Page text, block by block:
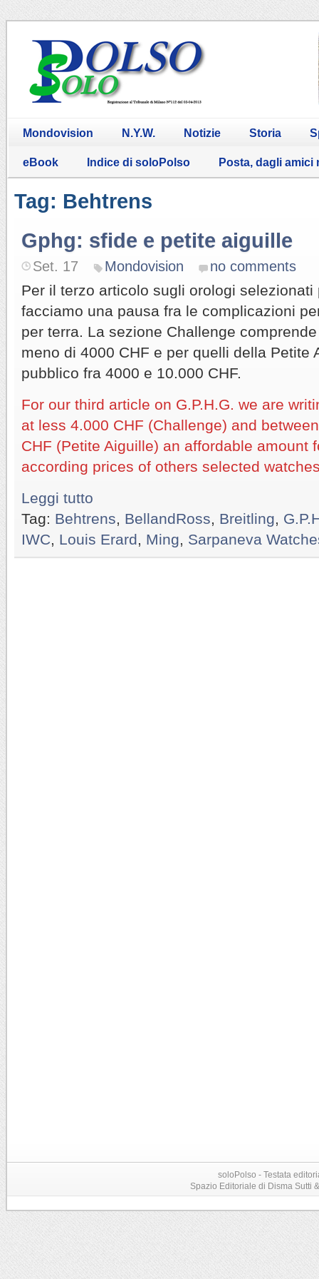
Mondovision N.Y.W. Notizie Storia
eBook Indice di soloPolso Posta, dagli amici
Tag: Behtrens
Gphg: sfide e petite aiguille
Set. 17 Mondovision no comments
Per il terzo articolo sugli orologi selezionati
facciamo una pausa fra le complicazioni
per terra. La sezione Challenge
meno di 4000 CHF e per quelli della Petite
pubblico fra 4000 e 10.000 CHF.
For our third article on G.P.H.G. we are
at less 4.000 CHF (Challenge) and
CHF (Petite Aiguille) an affordable amount
according prices of others selected
Leggi tutto
Tag: Behtrens BellandRoss Breitling
IWC
Louis Erard Ming Sarpaneva
soloPolso - Testata
Spazio Editoriale di Disma Sutti